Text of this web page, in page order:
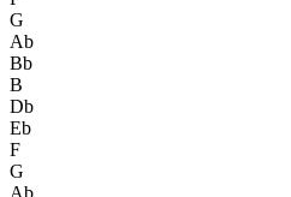
G
Ab
Bb
B
Db
Eb
F
G
Ab